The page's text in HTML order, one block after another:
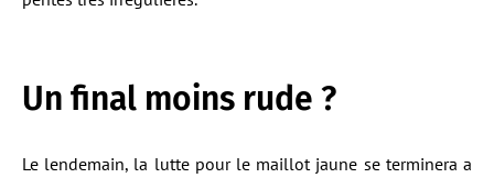
Un final moins rude ?
Le lendemain, la lutte pour le maillot jaune se terminera a